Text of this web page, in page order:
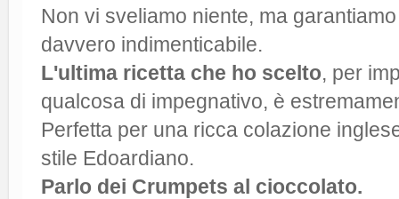
Non vi sveliamo niente, ma
davvero indimenticabile.
L'ultima ricetta che ho scelto, per
qualcosa di impegnativo, è
Perfetta per una ricca colazione
stile Edoardiano.
Parlo dei Crumpets al cioccolato.